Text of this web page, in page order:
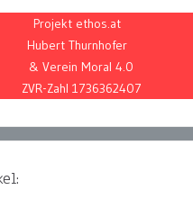
Projekt ethos.at
Hubert Thurnhofer
& Verein Moral 4.0
ZVR-Zahl 1736362407